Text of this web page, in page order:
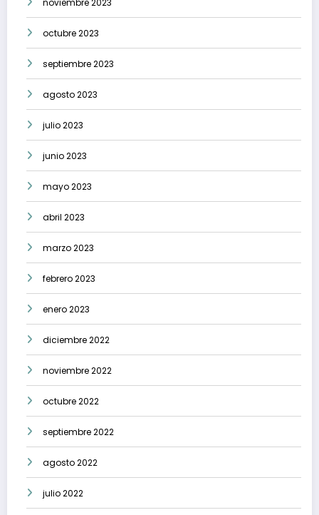
noviembre 2023
octubre 2023
septiembre 2023
agosto 2023
julio 2023
junio 2023
mayo 2023
abril 2023
marzo 2023
febrero 2023
enero 2023
diciembre 2022
noviembre 2022
octubre 2022
septiembre 2022
agosto 2022
julio 2022